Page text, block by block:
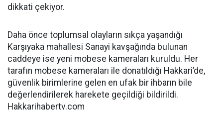
dikkati çekiyor.
Daha önce toplumsal olayların sıkça yaşandığı
Karşıyaka mahallesi Sanayi kavşağında bulunan
caddeye ise yeni mobese kameraları kuruldu. Her
tarafın mobese kameraları ile donatıldığı Hakkari’de,
güvenlik birimlerine gelen en ufak bir ihbarın bile
değerlendirilerek harekete geçildiği bildirildi.
Hakkarihabertv.com